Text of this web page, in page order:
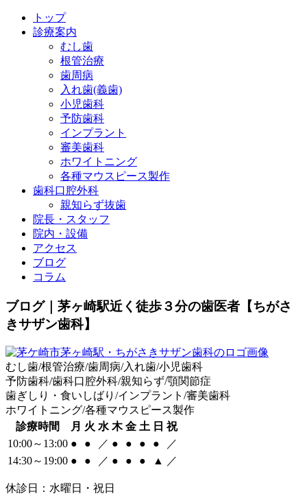
トップ
診療案内
むし歯
根管治療
歯周病
入れ歯(義歯)
小児歯科
予防歯科
インプラント
審美歯科
ホワイトニング
各種マウスピース製作
歯科口腔外科
親知らず抜歯
院長・スタッフ
院内・設備
アクセス
ブログ
コラム
ブログ｜茅ヶ崎駅近く徒歩３分の歯医者【ちがさ
きサザン歯科】
むし歯/根管治療/歯周病/入れ歯/小児歯科
予防歯科/歯科口腔外科/親知らず/顎関節症
歯ぎしり・食いしばり/インプラント/審美歯科
ホワイトニング/各種マウスピース製作
診療時間
月 火 水 木 金 土 日 祝
10:00～13:00 ● ● ／ ● ● ● ●
／
14:30～19:00 ● ● ／ ● ● ● ▲ ／
休診日：水曜日・祝日